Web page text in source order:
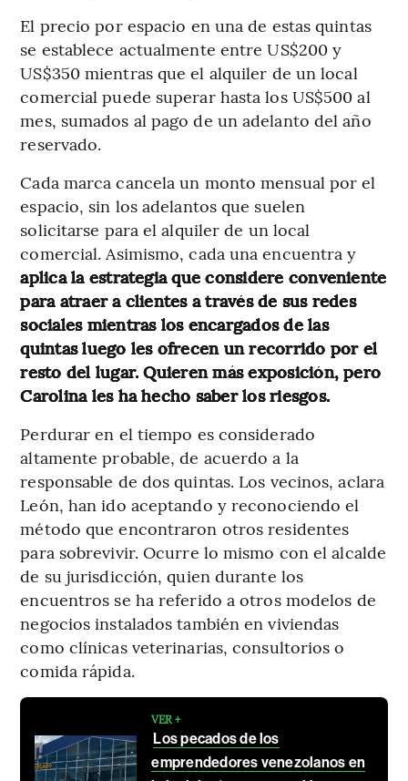
El precio por espacio en una de estas quintas
se establece actualmente entre US$200 y
US$350 mientras que el alquiler de un local
comercial puede superar hasta los US$500 al
mes, sumados al pago de un adelanto del año
reservado.
Cada marca cancela un monto mensual por el
espacio, sin los adelantos que suelen
solicitarse para el alquiler de un local
comercial. Asimismo, cada una encuentra y
aplica la estrategia que considere conveniente
para atraer a clientes a través de sus redes
sociales mientras los encargados de las
quintas luego les ofrecen un recorrido por el
resto del lugar. Quieren más exposición, pero
Carolina les ha hecho saber los riesgos.
Perdurar en el tiempo es considerado
altamente probable, de acuerdo a la
responsable de dos quintas. Los vecinos, aclara
León, han ido aceptando y reconociendo el
método que encontraron otros residentes
para sobrevivir. Ocurre lo mismo con el alcalde
de su jurisdicción, quien durante los
encuentros se ha referido a otros modelos de
negocios instalados también en viviendas
como clínicas veterinarias, consultorios o
comida rápida.
VER +
Los pecados de los
emprendedores venezolanos en